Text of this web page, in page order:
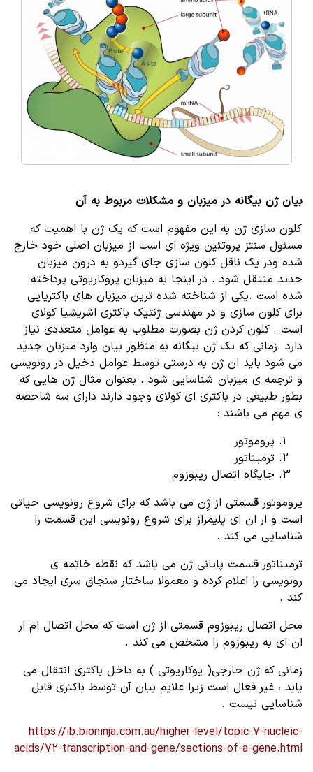
بیان ژن بیگانه در میزبان و مشکلات مربوط به آن
کلون سازی ژن به این مفهوم است که یک ژن با اهمیت که
مسئول سنتز پروتئین ویژه ای است از میزبان اصلی خود خارج
شده ودر یک ناقل کلون سازی جای گیردو به درون میزبان
جدید منتقل شود . در اینجا به میزبان پروکاریوتی پرداخته
شده است .یکی از شناخته شده ترین میزبان های باکتریایی
برای کلون سازی و در مهندسی ژنتیک باکتری اشریشیا کولای
است . کلون کردن ژن بصورت مطلوب به عوامل متعددی نیاز
دارد .زمانی که یک ژن بیگانه به منظور بیان وارد میزبان جدید
می شود باید ان ژن به درستی توسط عوامل دخیل در رونویسی
و ترجمه ی میزبان شناسایی شود . بعنوان مثال ژن هایی که
بطور طبیعی در باکتری ای کولای وجود دارند دارای سه شاخصه
ی مهم می باشند :
پروموتور
ترمیناتور
جایگاه اتصال ریبوزوم
پروموتور قسمتی از ژِن می باشد که برای شروع رونویسی حیاتی
است و ار ان ای پلیمراز برای شروع رونویسی این قسمت را
شناسایی می کند .
ترمیناتور قسمت پایانی ژن می باشد که نقطه خاتمه ی
رونویسی را اعلام کرده و معمولا ساختار سنجاق سری ایجاد می
کند .
محل اتصال ریبوزوم قسمتی از ژن است که محل اتصال ام ار
ان ای به ریبوزوم را مشخص می کند .
زمانی که ژن خارجی( یوکاریوتی ) به داخل باکتری انتقال می
یابد ، غیر فعال است زیرا علایم بیان آن توسط باکتری قابل
شناسایی نیست .
https://ib.bioninja.com.au/higher-level/topic-7-nucleic-
acids/72-transcription-and-gene/sections-of-a-gene.html